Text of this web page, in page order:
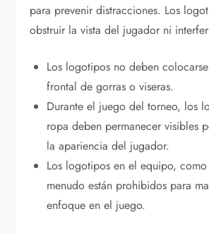
para prevenir distracciones. Los
obstruir la vista del jugador ni
Los logotipos no deben
frontal de gorras o viseras.
Durante el juego del torneo, los
ropa deben permanecer visibles
la apariencia del jugador.
Los logotipos en el equipo,
menudo están prohibidos para
enfoque en el juego.